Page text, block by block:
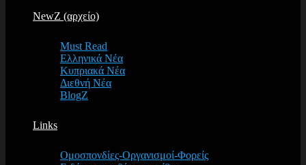
NewZ (αρχείο)
Must Read
Ελληνικά Νέα
Κυπριακά Νέα
Διεθνή Νέα
BlogZ
Links
Ομοσπονδίες-Οργανισμοί-Φορείς